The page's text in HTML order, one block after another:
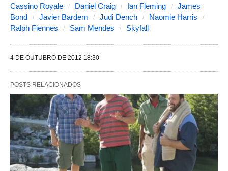
s
e
u
i
n
e
s
a
l
Cassino Royale
Daniel Craig Ian Fleming
James
Bond
Javier Bardem Judi Dench
Naomie Harris
Ralph Fiennes
Sam Mendes Skyfall
4 DE OUTUBRO DE 2012 18:30
POSTS RELACIONADOS